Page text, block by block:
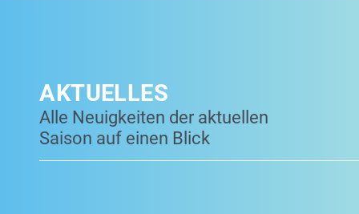
AKTUELLES
Alle Neuigkeiten der aktuellen
Saison auf einen Blick